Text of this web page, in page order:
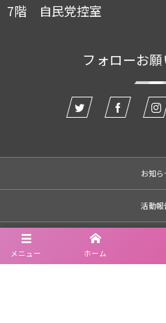
メニュー ホーム
7階 自民党控室
フォローお願
お知ら
活動報